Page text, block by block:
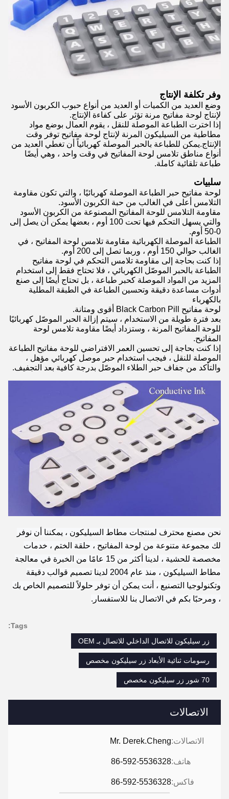
الاتصالات
الاتصالات:Mr. Derek.Cheng
هاتف:86-592-5536328
فاكس:86-592-5536328
وفر تكلفة الإنتاج
وضع العديد من الكميات أو العديد من أنواع حبوب الكربون الأسود
لإنتاج لوحة مفاتيح مرنة تؤثر على كفاءة الإنتاج.
إذا اخترت الطباعة الموصلة للنقل ، يقوم العمال بوضع مواد
مطاطية من السيليكون المرنة لإنتاج لوحة مفاتيح توفر وقت
الإنتاج.يمكن للطباعة بالحبر الموصلة كهربائياً أن تغطي العديد من
أنواع مناطق تلامس لوحة المفاتيح في وقت واحد ، وهي أيضًا
طباعة تلقائية كاملة.
سلبيات
لوحة مفاتيح حبر الطباعة الموصلة كهربائيًا ، والتي تكون مقاومة
التلامس أعلى في الغالب من حبة الكربون الأسود.
مقاومة التلامس للوحة المفاتيح المصنوعة من الكربون الأسود
والتي يسهل التحكم فيها تحت 100 أوم ، بعضها يمكن أن يصل إلى
0-50 أوم.
الطباعة الموصلة الكهربائية مقاومة تلامس لوحة المفاتيح ، في
الغالب حوالي 150 أوم ، وربما تصل إلى 200 أوم.
إذا كنت بحاجة إلى مقاومة تلامس التحكم في لوحة مفاتيح
الطباعة بالحبر الموصّل الكهربائي ، فلا تحتاج فقط إلى استخدام
المزيد من المواد الموصلة كحبر طباعة ، بل تحتاج أيضًا إلى صنع
أدوات مساعدة دقيقة وتحسين الطباعة في الطبقة المطلية
بالكهرباء
لوحة مفاتيح Black Carbon Pill أقوى ومتانة.
بعد فترة طويلة من الاستخدام ، سيتم إزالة الحبر الموصّل كهربائيًا
للوحة المفاتيح المرنة ، وستزداد أيضًا مقاومة تلامس لوحة
المفاتيح.
إذا كنت بحاجة إلى تحسين العمر الافتراضي للوحة مفاتيح الطباعة
الموصلة للنقل ، فيجب استخدام حبر موصل كهربائي مؤهل ،
والتأكد من جفاف حبر الطلاء الموصّل بدرجة كافية بعد التجفيف.
نحن مصنع محترف لمنتجات مطاط السيليكون ، يمكننا أن نوفر
لك مجموعة متنوعة من لوحة المفاتيح ، حلقة الختم ، خدمات
مخصصة للحشية ، لدينا أكثر من 15 عامًا من الخبرة في معالجة
مطاط السيليكون ، منذ عام 2004 لدينا تصميم قوالب دقيقة
وتكنولوجيا التصنيع ، أنت يمكن أن توفر حلولاً للتصميم الخاص بك
، ومرحبًا بكم في الاتصال بنا للاستفسار.
Tags:
زر سيليكون للاتصال الداخلي للاتصال بـ OEM
رسومات ثنائية الأبعاد زر سيليكون مخصص
70 شور زر سيليكون مخصص